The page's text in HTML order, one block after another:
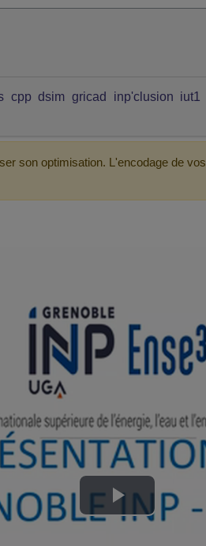
cpp dsim gricad inp'clusion iut1
son optimisation. L'encodage de
Lire